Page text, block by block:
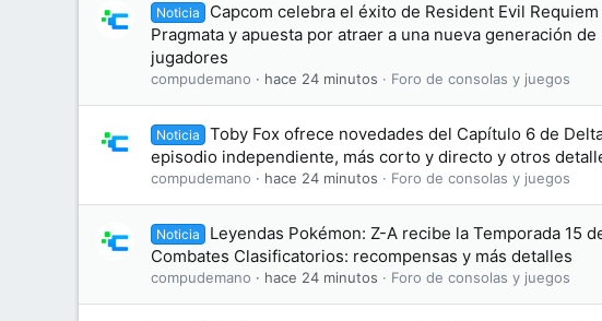
Noticia
Capcom celebra el éxito de Resident Evil Requiem
Pragmata y apuesta por atraer a una nueva generación de
jugadores
compudemano hace 24 minutos Foro de consolas y juegos
Noticia
Toby Fox ofrece novedades del Capítulo 6 de
episodio independiente, más corto y directo y otros
compudemano hace 24 minutos Foro de consolas y juegos
Noticia
Leyendas Pokémon: Z-A recibe la Temporada 15
Combates Clasificatorios: recompensas y más detalles
compudemano hace 24 minutos Foro de consolas y juegos